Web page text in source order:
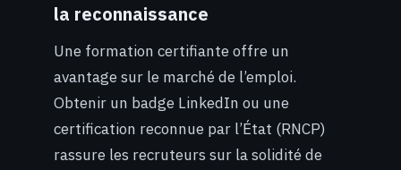
la reconnaissance
Une formation certifiante offre un
avantage sur le marché de l’emploi.
Obtenir un badge LinkedIn ou une
certification reconnue par l’État (RNCP)
rassure les recruteurs sur la solidité de